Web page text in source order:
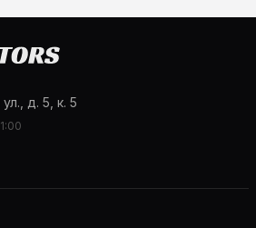
д. 5, к. 5